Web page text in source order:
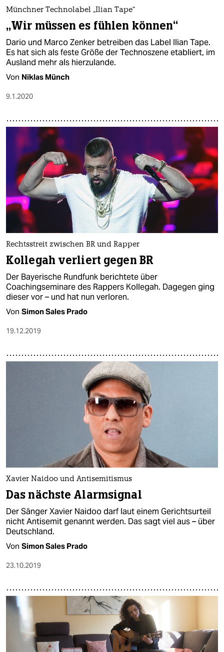
Münchner Technolabel „Ilian Tape“
„Wir müssen es fühlen können“
Dario und Marco Zenker betreiben das Label Ilian Tape.
Es hat sich als feste Größe der Technoszene etabliert, im
Ausland mehr als hierzulande.
Von Niklas Münch
9.1.2020
Rechtsstreit zwischen BR und Rapper
Kollegah verliert gegen BR
Der Bayerische Rundfunk berichtete über
Coachingseminare des Rappers Kollegah. Dagegen ging
dieser vor – und hat nun verloren.
Von Simon Sales Prado
19.12.2019
Xavier Naidoo und Antisemitismus
Das nächste Alarmsignal
Der Sänger Xavier Naidoo darf laut einem Gerichtsurteil
nicht Antisemit genannt werden. Das sagt viel aus – über
Deutschland.
Von Simon Sales Prado
23.10.2019